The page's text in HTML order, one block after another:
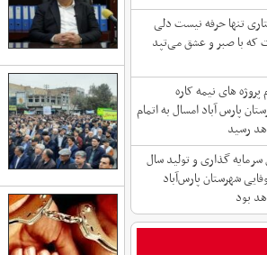
تنها حرفه نیست دلی
که با صبر و عشق می‌تپد
پروژه های نیمه کاره
پارس آباد امسال به اتمام
رسید
گذاری و تولید سال
شهرستان پارس‌آباد
بود